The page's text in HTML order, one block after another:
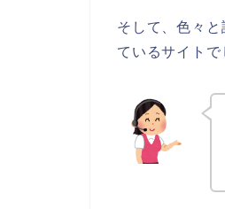
そして、色々
ているサイトで